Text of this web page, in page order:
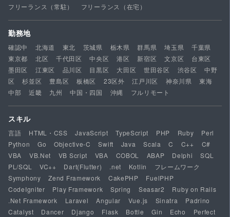
フリーランス（常駐） フリーランス（在宅）
勤務地
確認中 北海道 東北 茨城県 栃木県 群馬県 埼玉県
千葉県
東京都
北区 千代田区 中央区 港区 新宿区 文京区
台東区
墨田区
江東区 品川区 目黒区 大田区 世田谷区 渋谷区
中野
区
杉並区 豊島区 板橋区 23区外 江戸川区 神奈川県
東海
中部
近畿 九州 中国・四国 沖縄 フルリモート
スキル
言語 HTML・CSS JavaScript TypeScript PHP Ruby
Perl
Python
Go Objective-C Swift Java Scala C C++
C#
VBA
VB.Net VB Script VBA COBOL ABAP Delphi
SQL
PL/SQL
VC++ Dart(Flutter) .net Kotlin
フレームワーク
Symphony
Zend Framework CakePHP
FuelPHP
CodeIgniter
Play Framework Spring Seasar2
Ruby on Rails
.Net Framework
Laravel Angular Vue.js Sinatra
Padrino
Catalyst
Dancer Django Flask Bottle Gin Echo
Perfect